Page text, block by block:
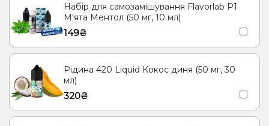
Набір для самозамішування Flavorlab Р1
М'ята Ментол (50 мг, 10 мл)
149₴
Рідина 420 Liquid Кокос диня (50 мг, 30
мл)
320₴